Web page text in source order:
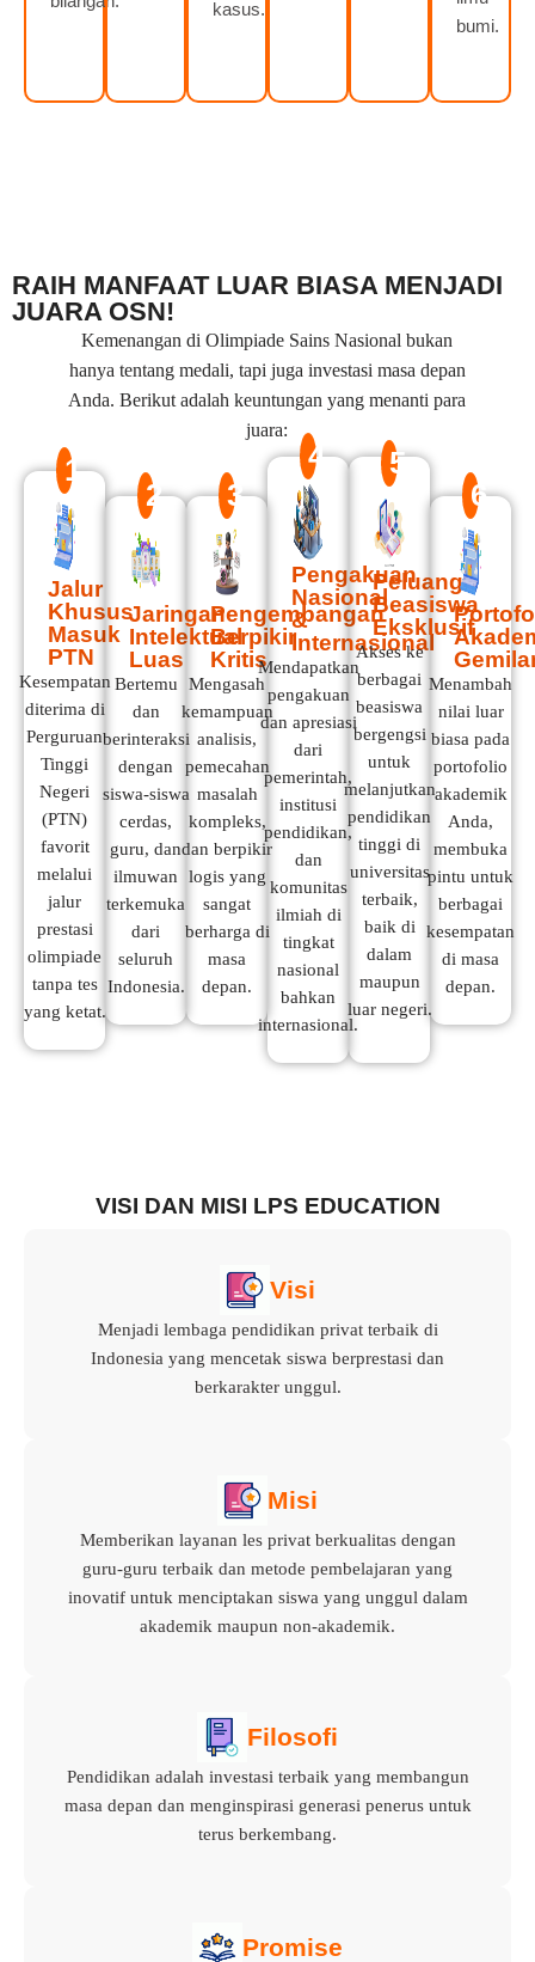
kasus.
bumi.
RAIH MANFAAT LUAR BIASA MENJADI
JUARA OSN!
Kemenangan di Olimpiade Sains Nasional bukan
hanya tentang medali, tapi juga investasi masa depan
Anda. Berikut adalah keuntungan yang menanti para
juara:
1
Jalur
Khusus
Masuk
PTN
Kesempatan
diterima di
Perguruan
Tinggi
Negeri
(PTN)
favorit
melalui
jalur
prestasi
olimpiade
tanpa tes
yang ketat.
2
Jaringan
Intelektual
Luas
Bertemu
dan
berinteraksi
dengan
siswa-siswa
cerdas,
guru, dan
ilmuwan
terkemuka
dari
seluruh
Indonesia.
3
Pengembangan
Berpikir
Kritis
Mengasah
kemampuan
analisis,
pemecahan
masalah
kompleks,
dan berpikir
logis yang
sangat
berharga di
masa
depan.
4
Pengakuan
Nasional
&
Internasional
Mendapatkan
pengakuan
dan apresiasi
dari
pemerintah,
institusi
pendidikan,
dan
komunitas
ilmiah di
tingkat
nasional
bahkan
internasional.
5
Peluang
Beasiswa
Eksklusif
Akses ke
berbagai
beasiswa
bergengsi
untuk
melanjutkan
pendidikan
tinggi di
universitas
terbaik,
baik di
dalam
maupun
luar negeri.
6
Menambah
nilai luar
biasa pada
portofolio
akademik
Anda,
membuka
pintu untuk
berbagai
kesempatan
di masa
depan.
VISI DAN MISI LPS EDUCATION
Visi
Menjadi lembaga pendidikan privat terbaik di
Indonesia yang mencetak siswa berprestasi dan
berkarakter unggul.
Misi
Memberikan layanan les privat berkualitas dengan
guru-guru terbaik dan metode pembelajaran yang
inovatif untuk menciptakan siswa yang unggul dalam
akademik maupun non-akademik.
Filosofi
Pendidikan adalah investasi terbaik yang membangun
masa depan dan menginspirasi generasi penerus untuk
terus berkembang.
Promise